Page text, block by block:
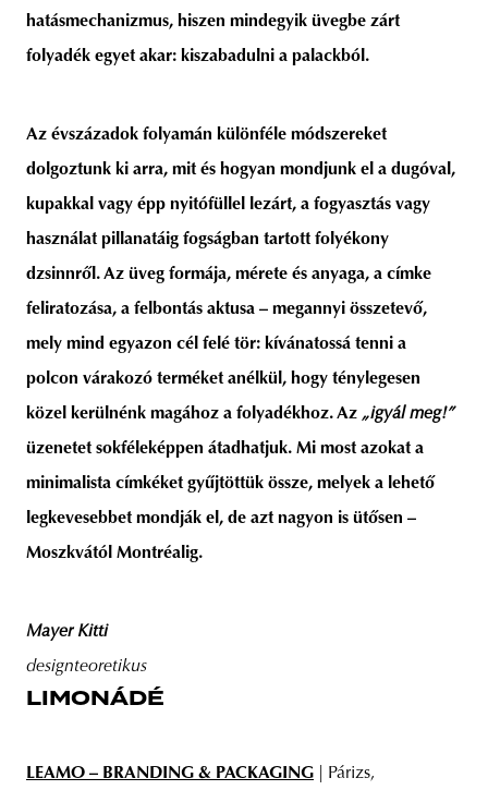
hatásmechanizmus, hiszen mindegyik üvegbe zárt
folyadék egyet akar: kiszabadulni a palackból.
Az évszázadok folyamán különféle módszereket
dolgoztunk ki arra, mit és hogyan mondjunk el a dugóval,
kupakkal vagy épp nyitófüllel lezárt, a fogyasztás vagy
használat pillanatáig fogságban tartott folyékony
dzsinnről. Az üveg formája, mérete és anyaga, a címke
feliratozása, a felbontás aktusa – megannyi összetevő,
mely mind egyazon cél felé tör: kívánatossá tenni a
polcon várakozó terméket anélkül, hogy ténylegesen
közel kerülnénk magához a folyadékhoz. Az „igyál meg!”
üzenetet sokféleképpen átadhatjuk. Mi most azokat a
minimalista címkéket gyűjtöttük össze, melyek a lehető
legkevesebbet mondják el, de azt nagyon is ütősen –
Moszkvától Montréalig.
Mayer Kitti
designteoretikus
LIMONÁDÉ
LEAMO – BRANDING & PACKAGING | Párizs,